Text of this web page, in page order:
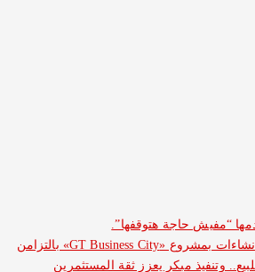
هتوقفها”.
جولدن تاون تبدأ أعمال الإنشاءات بمشروع «GT Business City» بالتزامن
يعزز ثقة المستثمرين